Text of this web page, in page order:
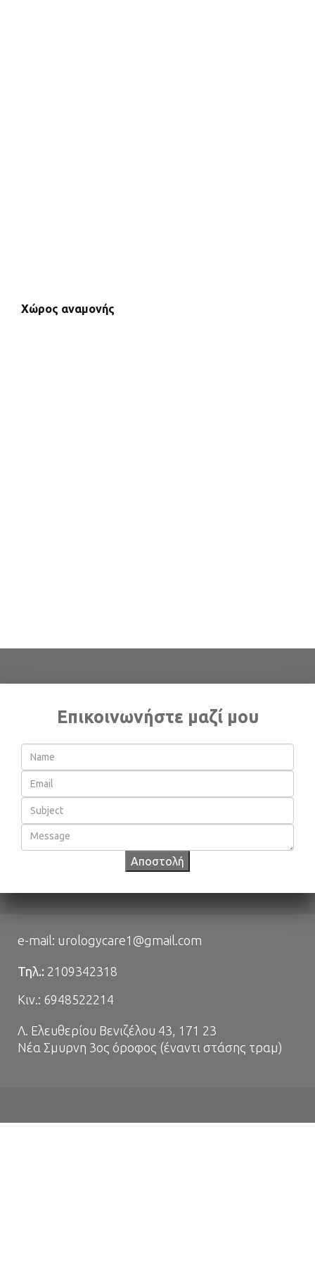
Χώρος αναμονής
Επικοινωνήστε μαζί μου
Αποστολή
e-mail: urologycare1@gmail.com
Τηλ.: 2109342318
Κιν.: 6948522214
Λ. Ελευθερίου Βενιζέλου 43, 171 23
Νέα Σμυρνη 3ος όροφος (έναντι στάσης τραμ)